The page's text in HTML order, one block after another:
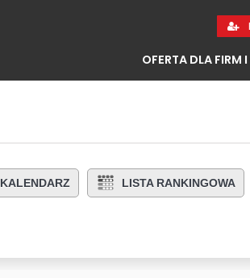
OFERTA DLA FIRM
KALENDARZ LISTA RANKINGOWA